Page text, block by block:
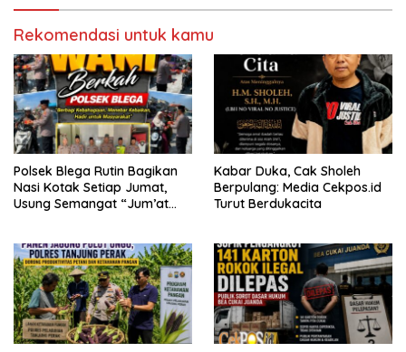
Rekomendasi untuk kamu
Polsek Blega Rutin Bagikan
Nasi Kotak Setiap Jumat,
Usung Semangat “Jum’at
Kabar Duka, Cak Sholeh
Berpulang: Media Cekpos.id
Turut Berdukacita